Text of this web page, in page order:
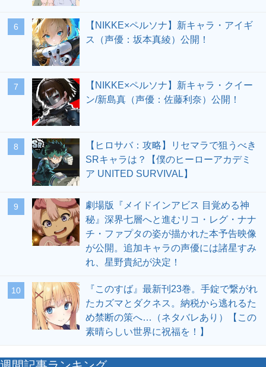
6
【NIKKE×ペルソナ】新キャラ・アイギ
ス（声優：坂本真綾）公開！
7
【NIKKE×ペルソナ】新キャラ・クイー
ン/新島真（声優：佐藤利奈）公開！
8
【ヒロサバ：攻略】リセマラで狙うべき
SRキャラは？【僕のヒーローアカデミ
ア UNITED SURVIVAL】
9
劇場版『メイドインアビス 目覚める神
秘』深界七層へと進むリコ・レグ・ナナ
チ・ファプタの姿が描かれた本予告映像
が公開。追加キャラの声優には諸星すみ
れ、星野貴紀が決定！
10
『このすば』最新刊23巻。手錠で繋がれ
たカズマとダクネス。納税から逃れるた
め禁断の策へ…（ネタバレあり）【この
素晴らしい世界に祝福を！】